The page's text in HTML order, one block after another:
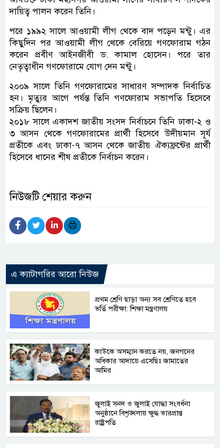
দায়িত্ব পালন করেন তিনি।
পরে ১৯৯২ সালে আওয়ামী লীগ থেকে বাদ পড়েন মন্টু। এর
কিছুদিন পর আওয়ামী লীগ থেকে বেরিয়ে গণফোরাম গঠন
করেন প্রবীণ আইনজীবী ড. কামাল হোসেন। পরে তার
নেতৃত্বাধীন গণফোরামে যোগ দেন মন্টু।
২০০৯ সালে তিনি গণফোরামের সাধারণ সম্পাদক নির্বাচিত
হন। মৃত্যুর আগে পর্যন্ত তিনি গণফোরাম সভাপতি হিসেবে
সক্রিয় ছিলেন।
২০১৮ সালে একাদশ জাতীয় সংসদ নির্বাচনে তিনি ঢাকা-২ ও
৩ আসন থেকে গণফোরামের প্রার্থী হিসেবে উদীয়মান সূর্য
প্রতীকে এবং ঢাকা-৭ আসন থেকে জাতীয় ঐক্যফ্রন্টের প্রার্থী
হিসেবে ধানের শীষ প্রতীকে নির্বাচন করেন।
নিউজটি শেয়ার করুন
এ ক্যাটাগরির আরো নিউজ
প্রথম শ্রেণি ছাড়া অন্য সব শ্রেণিতে হবে
ভর্তি পরীক্ষা: শিক্ষা মন্ত্রণালয়
কাউকে অসম্মান করতে নয়, জনগনের
অধিকার আদায়ে এসেছিঃ জামাতের
আমির
জুলাই সনদ ও জুলাই যোদ্ধা সংবর্ধনা
অনুষ্ঠানে বিশৃঙ্খলায় ক্ষুদ্ধ ভারপ্রাপ্ত
রাষ্ট্রপতি